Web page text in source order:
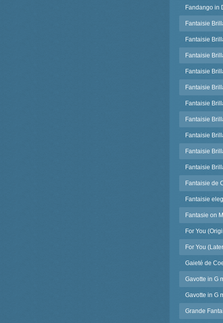
Fandango in
Fantaisie
Fantaisie
Fantaisie
Fantaisie
Fantaisie
Fantaisie
Fantaisie
Fantaisie
Fantaisie
Fantaisie
Fantaisie de
Fantaisie
Fantasie on
For You
For You
Gaieté de
Gavotte in G
Gavotte in G
Grande